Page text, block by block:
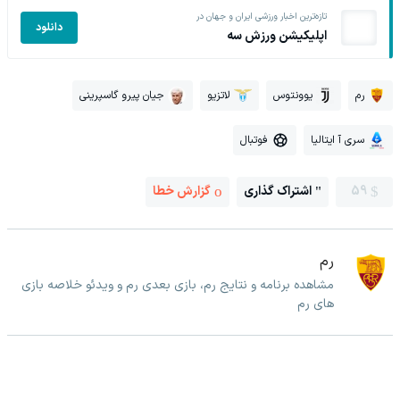
تازه‌ترین اخبار ورزشی ایران و جهان در
اپلیکیشن ورزش سه دانلود
رم یوونتوس لاتزیو جیان پیرو گاسپرینی
سری آ ایتالیا فوتبال
59 اشتراک گذاری گزارش خطا
رم
مشاهده برنامه و نتایج رم، بازی بعدی رم و ویدئو خلاصه بازی
های رم